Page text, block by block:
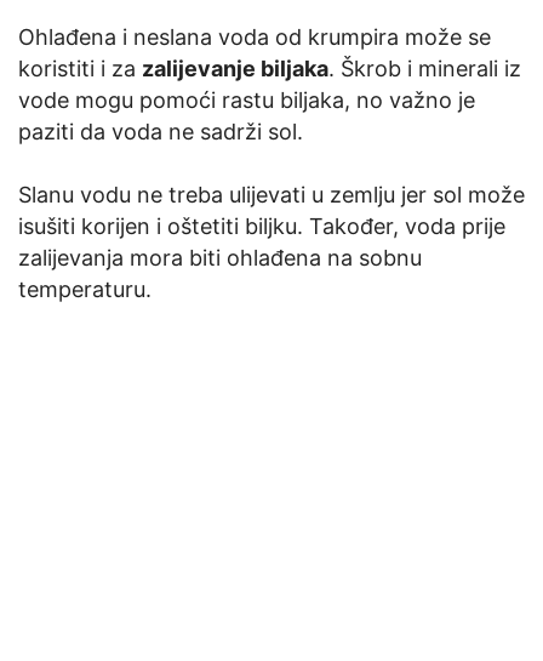
Ohlađena i neslana voda od krumpira može se
koristiti i za zalijevanje biljaka. Škrob i minerali iz
vode mogu pomoći rastu biljaka, no važno je
paziti da voda ne sadrži sol.
Slanu vodu ne treba ulijevati u zemlju jer sol može
isušiti korijen i oštetiti biljku. Također, voda prije
zalijevanja mora biti ohlađena na sobnu
temperaturu.